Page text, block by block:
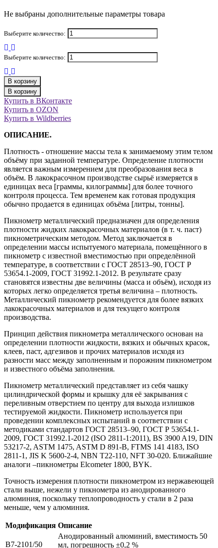
Не выбраны дополнительные параметры товара
Выберите количество:
Выберите количество:
В корзину
В корзину
Купить в ВКонтакте
Купить в OZON
Купить в Wildberries
ОПИСАНИЕ.
Плотность - отношение массы тела к занимаемому этим телом
объёму при заданной температуре. Определение плотности
является важным измерением для преобразования веса в
объём. В лакокрасочном производстве сырьё измеряется в
единицах веса [граммы, килограммы] для более точного
контроля процесса. Тем временем как готовая продукция
обычно продается в единицах объёма [литры, тонны].
Пикнометр металлический предназначен для определения
плотности жидких лакокрасочных материалов (в т. ч. паст)
пикнометрическим методом. Метод заключается в
определении массы испытуемого материала, помещённого в
пикнометр с известной вместимостью при определённой
температуре, в соответствии с ГОСТ 28513–90, ГОСТ Р
53654.1-2009, ГОСТ 31992.1-2012. В результате сразу
становятся известны две величины (масса и объём), исходя из
которых легко определяется третья величина – плотность.
Металлический пикнометр рекомендуется для более вязких
лакокрасочных материалов и для текущего контроля
производства.
Принцип действия пикнометра металлического основан на
определении плотности жидкости, вязких и обычных красок,
клеев, паст, адгезивов и прочих материалов исходя из
разности масс между заполненным и порожним пикнометром
и известного объёма заполнения.
Пикнометр металлический представляет из себя чашку
цилиндрической формы и крышку для её закрывания с
переливным отверстием по центру для выхода излишков
тестируемой жидкости. Пикнометр используется при
проведении комплексных испытаний в соответствии с
методиками стандартов ГОСТ 28513–90, ГОСТ Р 53654.1-
2009, ГОСТ 31992.1-2012 (ISO 2811-1:2011), BS 3900 A19, DIN
53217-2, ASTM 1475, ASTM D 891-B, FTMS 141 4183, ISO
2811-1, JIS K 5600-2-4, NBN T22-110, NFT 30-020. Ближайшие
аналоги –пикнометры Elcometer 1800, BYK.
Точность измерения плотности пикнометром из нержавеющей
стали выше, нежели у пикнометра из анодированного
алюминия, поскольку теплопроводность у стали в 2 раза
меньше, чем у алюминия.
Модификация Описание
В7-2101/50
Анодированный алюминий, вместимость 50
мл, погрешность ±0,2 %